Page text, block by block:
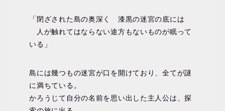
「閉ざされた島の奥深く 漆黒の迷宮の底には
人が触れてはならない途方もないものが眠って
いる」
島には幾つもの迷宮が口を開けており、全てが謎
に満ちている。
かろうじて自分の名前を思い出した主人公は、探